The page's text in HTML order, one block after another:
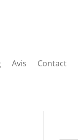
Avis Contact